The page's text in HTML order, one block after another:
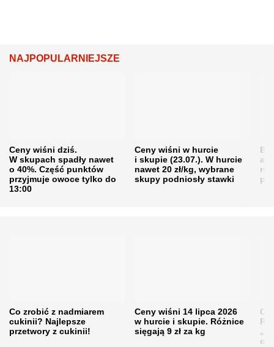
NAJPOPULARNIEJSZE
Ceny wiśni dziś.
W skupach spadły nawet
o 40%. Część punktów
przyjmuje owoce tylko do
13:00
Ceny wiśni w hurcie
i skupie (23.07.). W hurcie
nawet 20 zł/kg, wybrane
skupy podniosły stawki
Co zrobić z nadmiarem
cukinii? Najlepsze
przetwory z cukinii!
Ceny wiśni 14 lipca 2026
w hurcie i skupie. Różnice
sięgają 9 zł za kg